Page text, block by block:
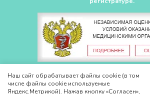
СДЕЛАНО ВCHUDOV.PRO
Наш сайт обрабатывает файлы cookie (в том
числе файлы cookie используемые
Яндекс.Метрикой). Нажав кнопку «Согласен»,